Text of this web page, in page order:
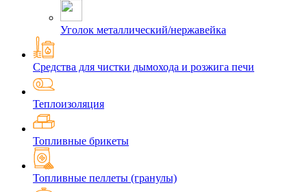
Уголок металлический/нержавейка
Средства для чистки дымохода и розжига печи
Теплоизоляция
Топливные брикеты
Топливные пеллеты (гранулы)